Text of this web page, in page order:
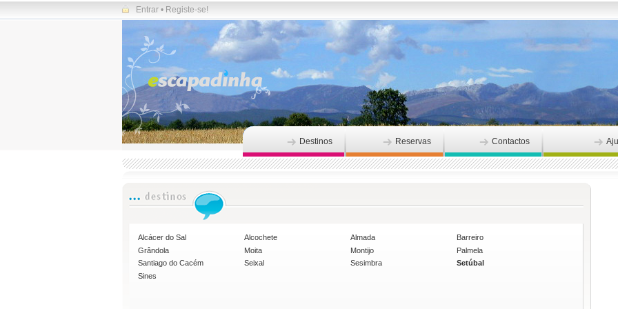
Entrar • Registe-se!
Destinos Reservas Contactos
Alcácer do Sal Alcochete Almada
Barreiro
Grândola
Moita Montijo
Palmela
Santiago do Cacém
Seixal Sesimbra
Setúbal
Sines